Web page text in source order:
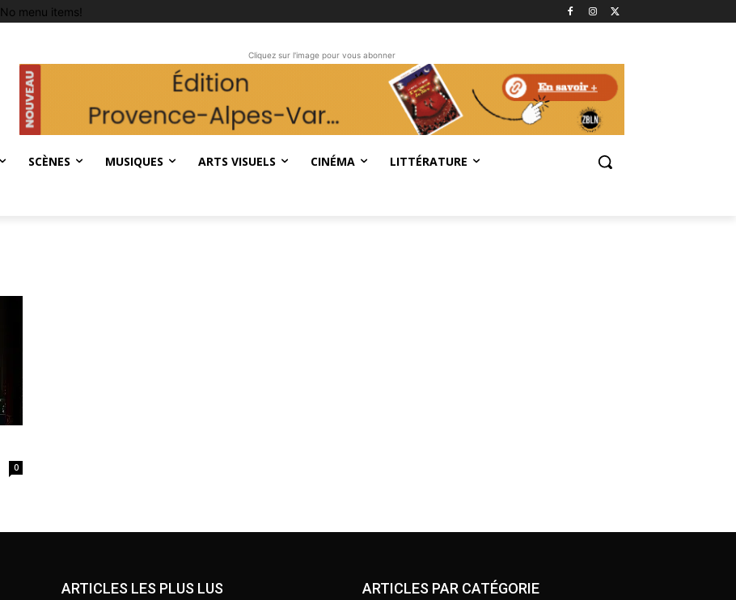
No menu items!
Cliquez sur l'image pour vous abonner
SCÈNES MUSIQUES ARTS VISUELS CINÉMA LITTÉRATURE
0
ARTICLES LES PLUS LUS ARTICLES PAR CATÉGORIE